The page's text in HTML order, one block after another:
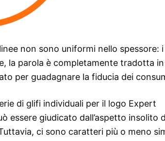
non sono uniformi nello spessore:
la parola è completamente tradotta in
per guadagnare la fiducia dei
di glifi individuali per il logo Expert
essere giudicato dall’aspetto insolito
ci sono caratteri più o meno